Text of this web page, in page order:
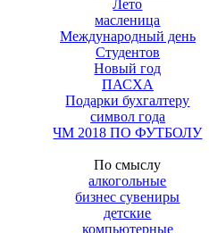
Лето
масленица
Международный день
Студентов
Новый год
ПАСХА
Подарки бухгалтеру
символ года
ЧМ 2018 ПО ФУТБОЛУ
По смыслу
алкогольные
бизнес сувениры
детские
компьютерные